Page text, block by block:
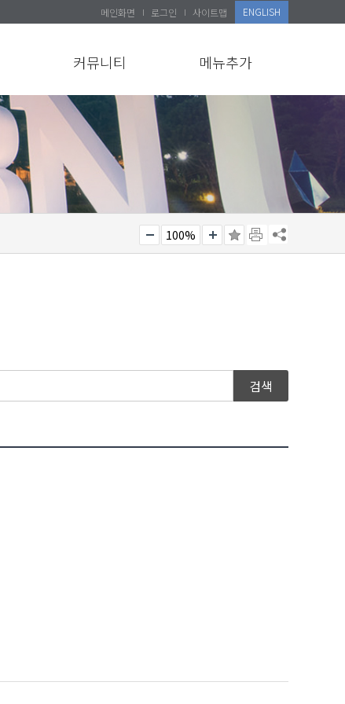
메인화면 로그인 사이트맵 ENGLISH
커뮤니티 메뉴추가
100%